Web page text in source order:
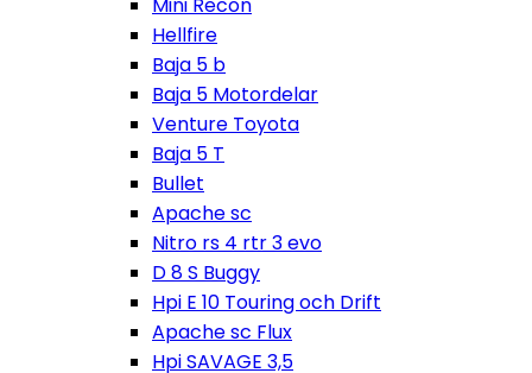
Hellfire
Baja 5 b
Baja 5 Motordelar
Venture Toyota
Baja 5 T
Bullet
Apache sc
Nitro rs 4 rtr 3 evo
D 8 S Buggy
Hpi E 10 Touring och Drift
Apache sc Flux
Hpi SAVAGE 3,5